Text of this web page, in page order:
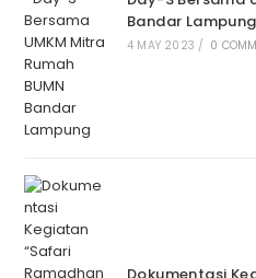
Bandar Lampung
4 MAY 2023 / 0